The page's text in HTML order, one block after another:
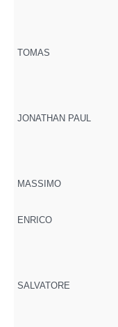
TOMAS
JONATHAN PAUL
MASSIMO
ENRICO
SALVATORE